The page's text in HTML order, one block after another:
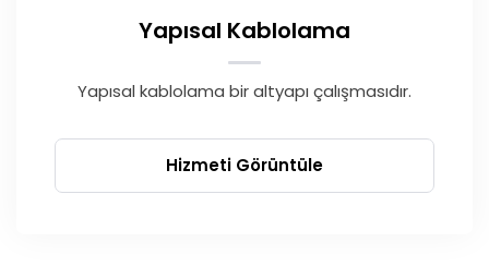
Yapısal Kablolama
Yapısal kablolama bir altyapı çalışmasıdır.
Hizmeti Görüntüle